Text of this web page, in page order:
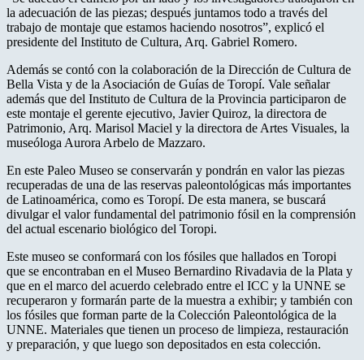
la adecuación de las piezas; después juntamos todo a través del
trabajo de montaje que estamos haciendo nosotros”, explicó el
presidente del Instituto de Cultura, Arq. Gabriel Romero.
Además se contó con la colaboración de la Dirección de Cultura de
Bella Vista y de la Asociación de Guías de Toropí. Vale señalar
además que del Instituto de Cultura de la Provincia participaron de
este montaje el gerente ejecutivo, Javier Quiroz, la directora de
Patrimonio, Arq. Marisol Maciel y la directora de Artes Visuales, la
museóloga Aurora Arbelo de Mazzaro.
En este Paleo Museo se conservarán y pondrán en valor las piezas
recuperadas de una de las reservas paleontológicas más importantes
de Latinoamérica, como es Toropí. De esta manera, se buscará
divulgar el valor fundamental del patrimonio fósil en la comprensión
del actual escenario biológico del Toropi.
Este museo se conformará con los fósiles que hallados en Toropi
que se encontraban en el Museo Bernardino Rivadavia de la Plata y
que en el marco del acuerdo celebrado entre el ICC y la UNNE se
recuperaron y formarán parte de la muestra a exhibir; y también con
los fósiles que forman parte de la Colección Paleontológica de la
UNNE. Materiales que tienen un proceso de limpieza, restauración
y preparación, y que luego son depositados en esta colección.